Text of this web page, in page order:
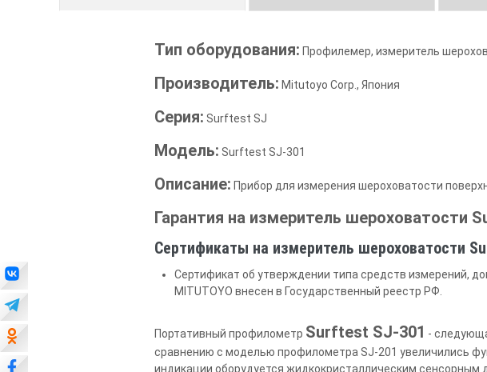
Тип оборудования: Профилемер, измеритель
Производитель: Mitutoyo Corp., Япония
Серия: Surftest SJ
Модель: Surftest SJ-301
Описание: Прибор для измерения шероховатости
Гарантия на измеритель шероховатости
Сертификаты на измеритель шероховатости
Сертификат об утверждении типа средств измерений,
MITUTOYO внесен в Государственный реестр РФ.
Портативный профилометр Surftest SJ-301 -
сравнению с моделью профилометра SJ-201 увеличились
индикации оборудуется жидкокристаллическим сенсорным